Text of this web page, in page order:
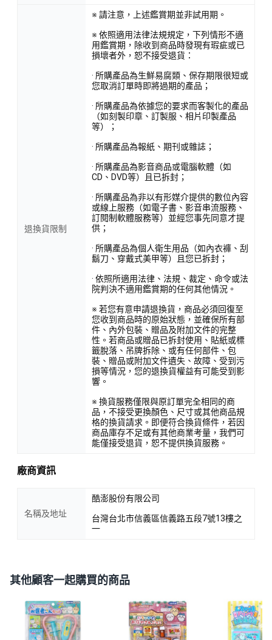
退換貨限制
※ 請注意，上述鑑賞期並非試用期。
※ 依照適用法律法規規定，下列情形不適
用鑑賞期，除收到商品時發現有瑕疵或已
損壞者外，恕不接受退貨：
· 所購產品為生鮮易腐類、保存期限很短或
您取消訂單時即將過期的產品；
· 所購產品為依據您的要求而客製化的產品
（如刻製印章、訂製服、相片印製產品
等）；
· 所購產品為報紙、期刊或雜誌；
· 所購產品為影音商品或電腦軟體（如
CD、DVD等）且已拆封；
· 所購產品為非以有形媒介提供的數位內容
或線上服務（如電子書、影音串流服務、
訂閱制軟體服務等）並經您事先同意才提
供；
· 所購產品為個人衛生用品（如內衣褲、刮
鬍刀、穿戴式美甲等）且您已拆封；
· 依照所適用法律、法規、裁定、命令或法
院判決不適用鑑賞期的任何其他情況。
※ 若您有意申請退換貨，商品必須回復至
您收到商品時的原始狀態，並確保所有部
件、內外包裝、贈品及附加文件的完整
性。若商品或贈品已拆封使用、貼紙或標
籤脫落、吊牌拆除、或有任何部件、包
裝、贈品或附加文件遺失、故障、受到污
損等情況，您的退換貨權益有可能受到影
響。
※ 換貨服務僅限與原訂單完全相同的商
品，不接受更換顏色、尺寸或其他商品規
格的換貨請求。即便符合換貨條件，若因
商品庫存不足或有其他商業考量，我們可
能僅接受退貨，恕不提供換貨服務。
廠商資訊
名稱及地址
酷澎股份有限公司
台灣台北市信義區信義路五段7號13樓之
一
其他顧客一起購買的商品